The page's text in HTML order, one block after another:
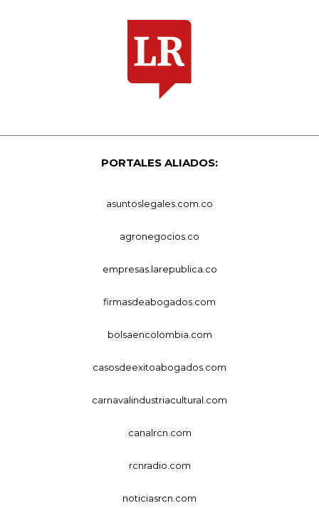
PORTALES ALIADOS:
asuntoslegales.com.co
agronegocios.co
empresas.larepublica.co
firmasdeabogados.com
bolsaencolombia.com
casosdeexitoabogados.com
carnavalindustriacultural.com
canalrcn.com
rcnradio.com
noticiasrcn.com